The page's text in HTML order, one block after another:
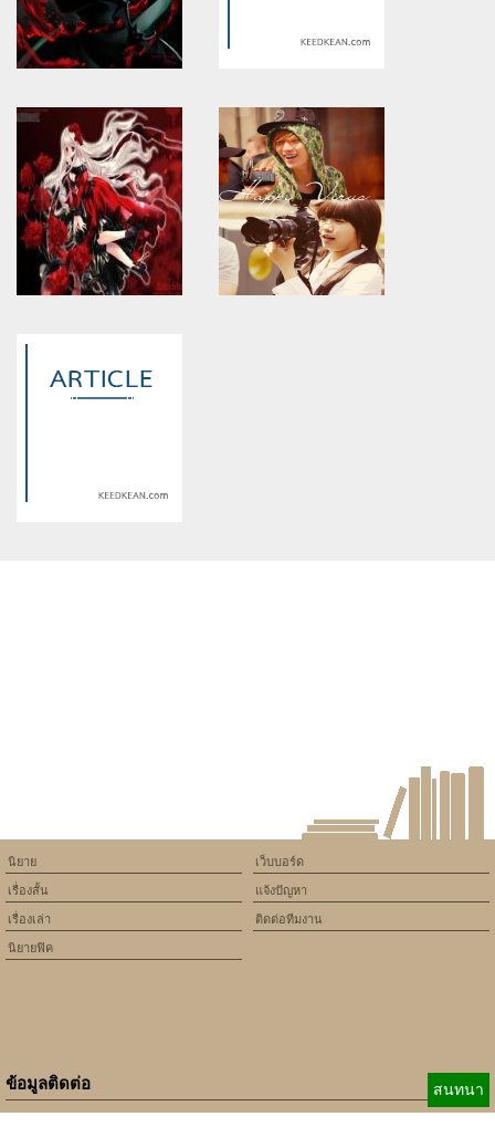
Warning: Use of undefined
constant article_topic -
assumed 'article_topic' (this
will throw an Error in a future
version of PHP) in
/home/keedkean/domains/keedkean.com/public_html/include/article/
on line534
high school รักใสๆกับนาย
อมนุษย์
Warning: Use of undefined
constant article_topic -
assumed 'article_topic' (this
will throw an Error in a future
version of PHP) in
/home/keedkean/domains/
on line534
I LOVE YOU รักจริงๆนะ
คุณชายของฉัน
assumed 'article_topic' (this
will throw an Error in a future
เว็บบอร์ด
แจ้งปัญหา
ติดต่อทีมงาน
นิยาย
เรื่องสั้น
เรื่องเล่า
นิยายฟิค
ข้อมูลติดต่อ สนทนา